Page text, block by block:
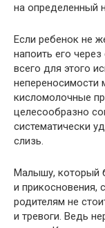
на определенный
Если ребенок не
напоить его
всего для этого
непереносимости
кисломолочные
целесообразно
систематически
слизь.
Малышу, который
и прикосновения,
родителям не
и тревоги. Ведь